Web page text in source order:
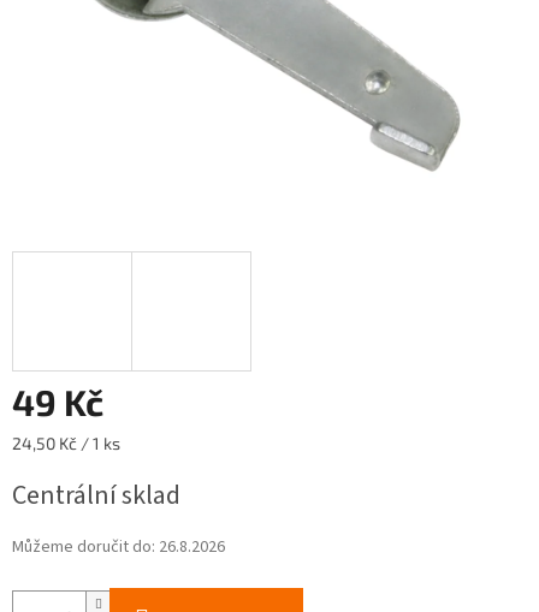
49 Kč
Měrná
24,50 Kč / 1 ks
Centrální sklad
Můžeme doručit do: 26.8.2026